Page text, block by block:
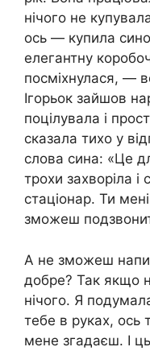
нічого не
ось — купила
елегантну
посміхнулася, —
Ігорьок зайшов
поцілувала і
сказала тихо у
слова сина: «Це
трохи захворіла
стаціонар. Ти
зможеш
А не зможеш
добре? Так якщо
нічого. Я
тебе в руках, ось
мене згадаєш. І